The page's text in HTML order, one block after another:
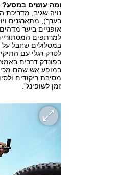
ומה עושים במסע?
נויה שגיב,
בערך), מתארגנים
אופניים ביער
למרתפים
במסלולים שחבל
לטרק רגלי עם
בפונדק דרכים
במופע אש שהם
מסיבת ריקודים
זמן לשופינג".